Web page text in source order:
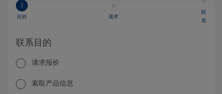
1
目的 请求
联
系
联系目的
请求报价
索取产品信息